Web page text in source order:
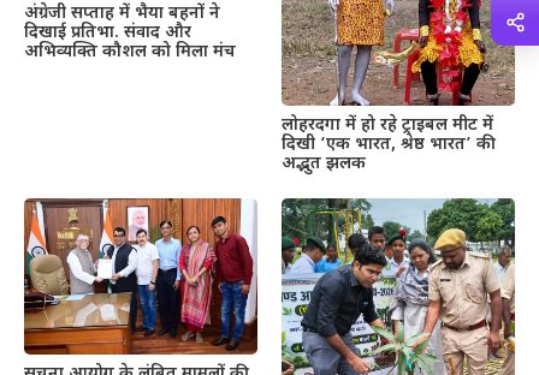
अंग्रेजी सप्ताह में भैया बहनों ने
दिखाई प्रतिभा. संवाद और
अभिव्यक्ति कौशल को मिला मंच
लोहरदगा में हो रहे ट्राइबल मीट में
दिखी ‘एक भारत, श्रेष्ठ भारत’ की
अद्भुत झलक